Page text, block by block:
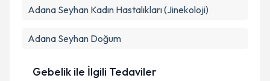
Adana Seyhan Kadın Hastalıkları (Jinekoloji)
Adana Seyhan Doğum
Gebelik ile İlgili Tedaviler